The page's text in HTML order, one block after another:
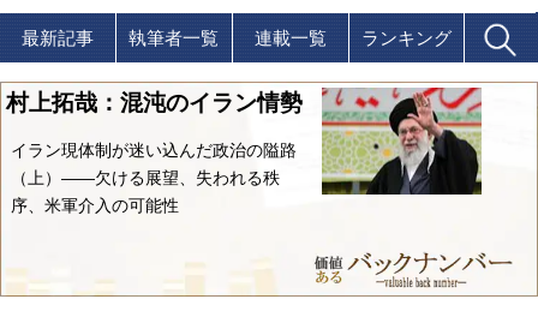
最新記事 執筆者一覧 連載一覧 ランキング
村上拓哉：混沌のイラン情勢
イラン現体制が迷い込んだ政治の隘路
（上）――欠ける展望、失われる秩
序、米軍介入の可能性